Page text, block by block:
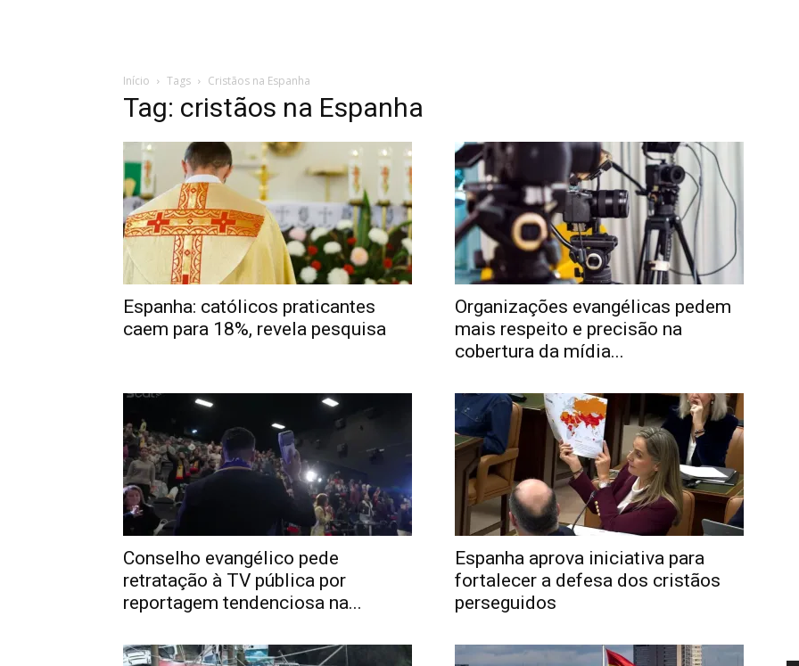
Início Tags Cristãos na Espanha
Tag: cristãos na Espanha
Espanha: católicos praticantes
caem para 18%, revela pesquisa
Organizações evangélicas pedem
mais respeito e precisão na
cobertura da mídia...
Conselho evangélico pede
retratação à TV pública por
reportagem tendenciosa na...
Espanha aprova iniciativa para
fortalecer a defesa dos cristãos
perseguidos